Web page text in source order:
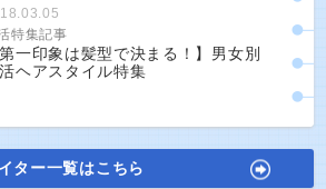
特集記事
第一印象は髪型で決まる！】男女別
ヘアスタイル特集
ター一覧はこちら